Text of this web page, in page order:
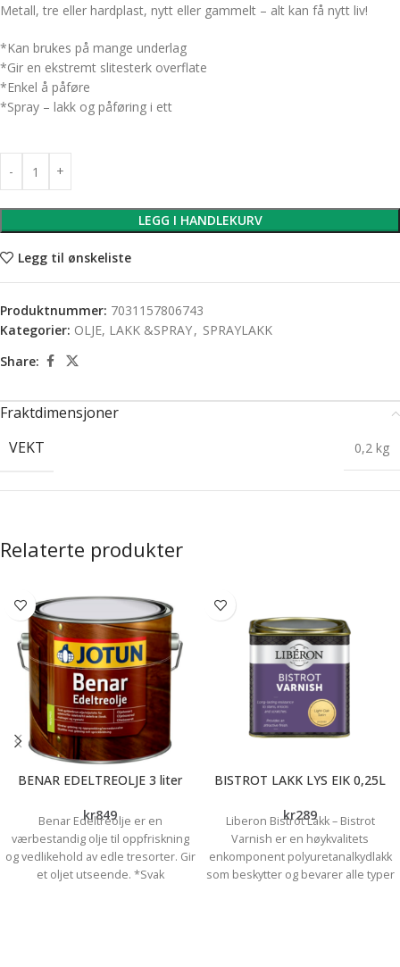
Metall, tre eller hardplast, nytt eller gammelt – alt kan få nytt liv!
*Kan brukes på mange underlag
*Gir en ekstremt slitesterk overflate
*Enkel å påføre
*Spray – lakk og påføring i ett
LEGG I HANDLEKURV
Legg til ønskeliste
Produktnummer: 7031157806743
Kategorier: OLJE, LAKK &SPRAY, SPRAYLAKK
Share:
Fraktdimensjoner
VEKT
0,2 kg
Relaterte produkter
BENAR EDELTREOLJE 3 liter
kr849
Benar Edeltreolje er en
værbestandig olje til oppfriskning
og vedlikehold av edle tresorter. Gir
et oljet utseende. *Svak
BISTROT LAKK LYS EIK 0,25L
kr289
Liberon Bistrot Lakk – Bistrot
Varnish er en høykvalitets
enkomponent polyuretanalkydlakk
som beskytter og bevarer alle typer